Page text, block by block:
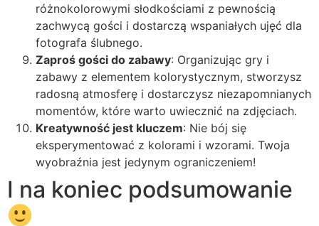
różnokolorowymi słodkościami z pewnością
zachwycą gości i dostarczą wspaniałych ujęć dla
fotografa ślubnego.
Zaproś gości do zabawy: Organizując gry i
zabawy z elementem kolorystycznym, stworzysz
radosną atmosferę i dostarczysz niezapomnianych
momentów, które warto uwiecznić na zdjęciach.
Kreatywność jest kluczem: Nie bój się
eksperymentować z kolorami i wzorami. Twoja
wyobraźnia jest jedynym ograniczeniem!
I na koniec podsumowanie